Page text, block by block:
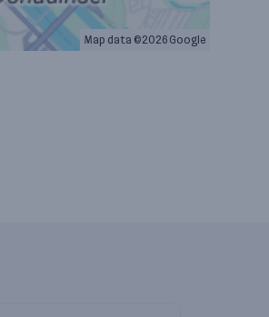
Map data ©2026 Google